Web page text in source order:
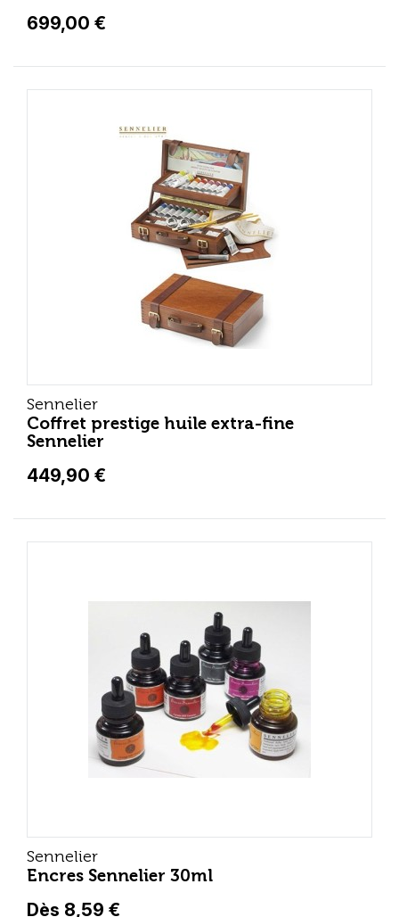
699,00 €
Sennelier
Coffret prestige huile extra-fine
Sennelier
449,90 €
Sennelier
Encres Sennelier 30ml
Dès 8,59 €